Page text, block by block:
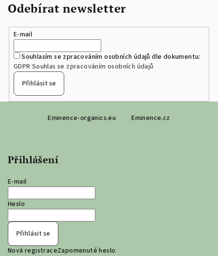
Odebírat newsletter
E-mail
Souhlasím se zpracováním osobních údajů dle dokumentu:
GDPR Souhlas se zpracováním osobních údajů
Přihlásit se
Eminence-organics.eu Eminence.cz
Přihlášení
E-mail
Heslo
Přihlásit se
Nová registraceZapomenuté heslo